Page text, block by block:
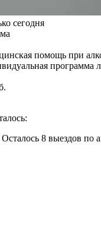
сегодня
помощь при
программа
Осталось 8 выездов по